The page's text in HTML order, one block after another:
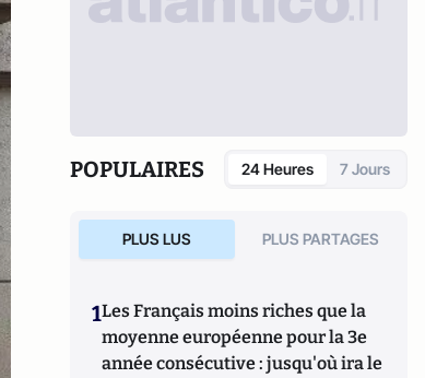
POPULAIRES 24 Heures 7 Jours
PLUS LUS PLUS PARTAGES
1Les Français moins riches que la
moyenne européenne pour la 3e
année consécutive : jusqu'où ira le